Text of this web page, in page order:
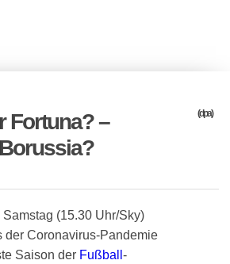
Fortuna? –
(dpa)
(15.30 Uhr/Sky)
der Coronavirus-Pandemie
Saison der Fußball -